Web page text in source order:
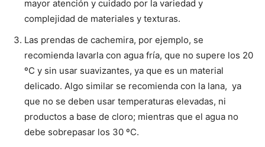
mayor atención y cuidado por la variedad y
complejidad de materiales y texturas.
Las prendas de cachemira, por ejemplo, se
recomienda lavarla con agua fría, que no supere los 20
ºC y sin usar suavizantes, ya que es un material
delicado. Algo similar se recomienda con la lana, ya
que no se deben usar temperaturas elevadas, ni
productos a base de cloro; mientras que el agua no
debe sobrepasar los 30 ºC.